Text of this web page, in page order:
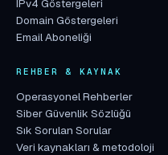
Domain Göstergeleri
Email Aboneliği
REHBER & KAYNAK
Operasyonel Rehberler
Siber Güvenlik Sözlüğü
Sık Sorulan Sorular
Veri kaynakları & metodoloji